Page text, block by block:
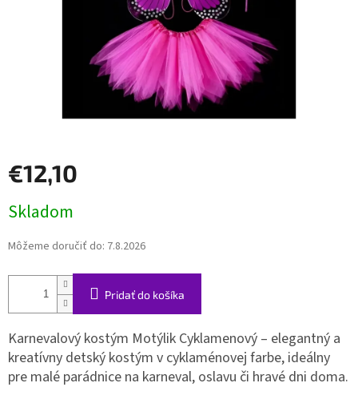
€12,10
cena:
Skladom
Môžeme doručiť do: 7.8.2026
Pridať do košíka
Karnevalový kostým Motýlik Cyklamenový – elegantný a
kreatívny detský kostým v cyklaménovej farbe, ideálny
pre malé parádnice na karneval, oslavu či hravé dni doma.